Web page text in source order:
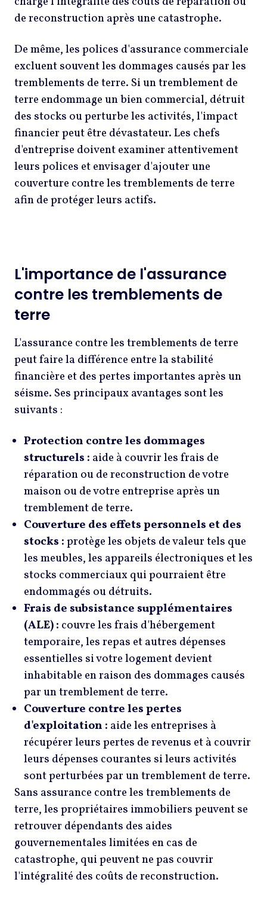
de reconstruction après une catastrophe.
De même, les polices d'assurance commerciale
excluent souvent les dommages causés par les
tremblements de terre. Si un tremblement de
terre endommage un bien commercial, détruit
des stocks ou perturbe les activités, l'impact
financier peut être dévastateur. Les chefs
d'entreprise doivent examiner attentivement
leurs polices et envisager d'ajouter une
couverture contre les tremblements de terre
afin de protéger leurs actifs.
L'importance de l'assurance
contre les tremblements de
terre
L'assurance contre les tremblements de terre
peut faire la différence entre la stabilité
financière et des pertes importantes après un
séisme. Ses principaux avantages sont les
suivants :
Protection contre les dommages
structurels : aide à couvrir les frais de
réparation ou de reconstruction de votre
maison ou de votre entreprise après un
tremblement de terre.
Couverture des effets personnels et des
stocks :protège les objets de valeur tels que
les meubles, les appareils électroniques et les
stocks commerciaux qui pourraient être
endommagés ou détruits.
Frais de subsistance supplémentaires
(ALE) : couvre les frais d'hébergement
temporaire, les repas et autres dépenses
essentielles si votre logement devient
inhabitable en raison des dommages causés
par un tremblement de terre.
Couverture contre les pertes
d'exploitation : aide les entreprises à
récupérer leurs pertes de revenus et à couvrir
leurs dépenses courantes si leurs activités
sont perturbées par un tremblement de terre.
Sans assurance contre les tremblements de
terre, les propriétaires immobiliers peuvent se
retrouver dépendants des aides
gouvernementales limitées en cas de
catastrophe, qui peuvent ne pas couvrir
l'intégralité des coûts de reconstruction.